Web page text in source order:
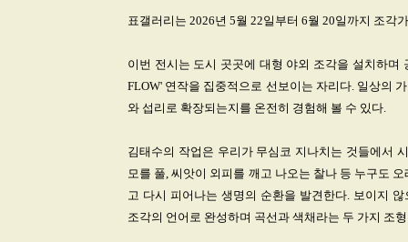
표갤러리는 2026년 5월 22일부터 6월 20일까지 조각
이번 전시는 도시 곳곳에 대형 야외 조각을 설치하며
FLOW' 연작을 집중적으로 선보이는 자리다. 일상의
와 섭리로 확장되는지를 온전히 경험해 볼 수 있다.
김태수의 작업은 우리가 무심코 지나치는 것들에서
모를 풀, 씨앗이 외피를 깨고 나오는 찰나 등 누구도
고 다시 피어나는 생명의 순환을 발견한다. 보이지
조각의 언어로 완성하며 곡선과 색채라는 두 가지 조